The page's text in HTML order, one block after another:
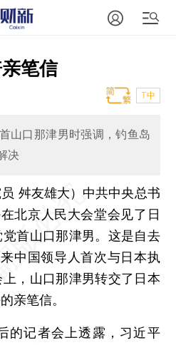
笔信
T中
山口那津男时强调，钓鱼岛
决
舛友雄大） 中共中央总书
北京人民大会堂会见了日
首山口那津男。这是自去
中国领导人首次与日本执
，山口那津男转交了日本
亲笔信。
记者会上透露，习近平